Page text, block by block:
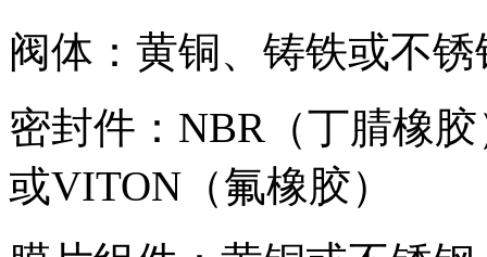
阀体：黄铜、铸铁或不锈
密封件：NBR（丁腈橡
或VITON（氟橡胶）